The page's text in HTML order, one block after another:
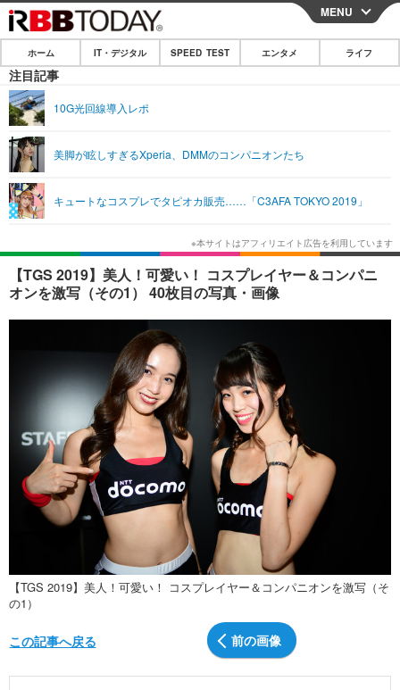
CLOSE
ホーム
IT・デジタル
ショッピング その他
SPEED TEST
エンタメ
エンタメTOP 映画・ドラマ
韓国・芸能
音楽 スポーツ
ショッピング
ライフ
ライフTOP グルメ
ペット ショッピング
その他
リリース一覧
プッシュ通知の停止方法
MENU
ホーム IT・デジタル SPEED TEST エンタメ ライフ
注目記事
10G光回線導入レポ
美脚が眩しすぎるXperia、DMMのコンパニオンたち
キュートなコスプレでタピオカ販売……「C3AFA TOKYO 2019」
【TGS 2019】美人！可愛い！ コスプレイヤー＆コンパニ
オンを激写（その1） 40枚目の写真・画像
【TGS 2019】美人！可愛い！ コスプレイヤー＆コンパニオンを激写（そ
の1）
前の画像
この記事へ戻る